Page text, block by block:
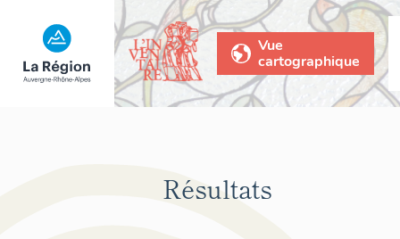
Vue
cartographique
Résultats